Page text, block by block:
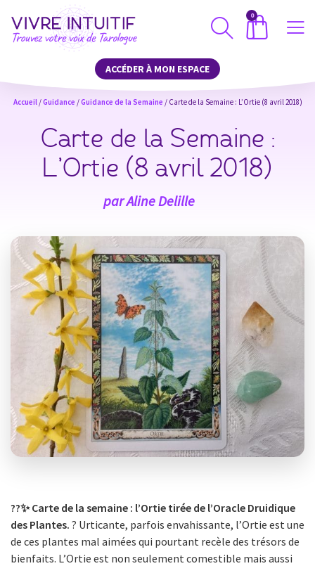
0
ACCÉDER À MON ESPACE
Accueil/Guidance /Guidance de la Semaine / Carte de la Semaine : L’Ortie (8 avril 2018)
Carte de la Semaine :
L’Ortie (8 avril 2018)
parAline Delille
??✨ Carte de la semaine : l’Ortie tirée de l’Oracle Druidique
des Plantes. ? Urticante, parfois envahissante, l’Ortie est une
de ces plantes mal aimées qui pourtant recèle des trésors de
bienfaits. L’Ortie est non seulement comestible mais aussi